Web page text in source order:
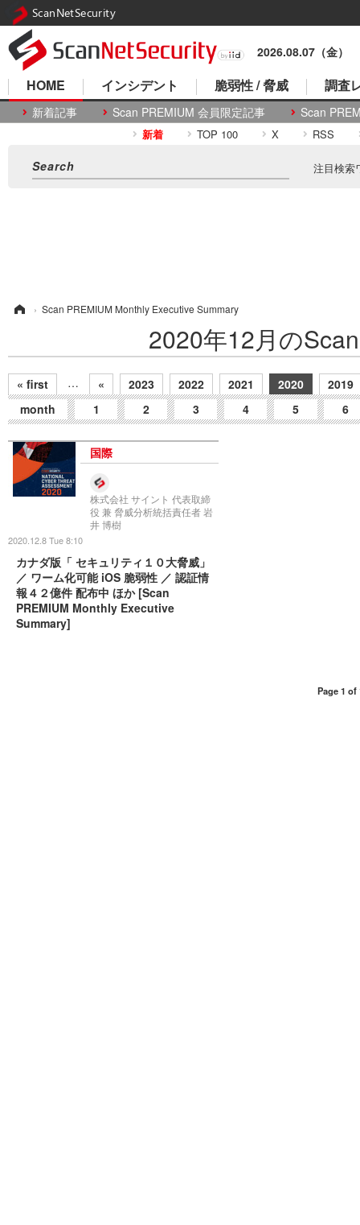
2026.08.07（金）
HOME
新着記事 Scan PREMIUM 会員限定記事 Scan
インシデント 脆弱性 / 脅威 調査
新着 TOP 100 X RSS
注目検索
› Scan PREMIUM Monthly Executive Summary
2020年12月の
« first … « 2023 2022 2021 2020
2019
month
1 2 3 4 5 6
国際
株式会社 サイント 代表取締
役 兼 脅威分析統括責任者 岩
井 博樹
2020.12.8 Tue 8:10
カナダ版「 セキュリティ１０大脅威」
／ ワーム化可能 iOS 脆弱性 ／ 認証情
報４２億件 配布中 ほか [Scan
PREMIUM Monthly Executive
Summary]
Page 1 of
ScanNetSecurity